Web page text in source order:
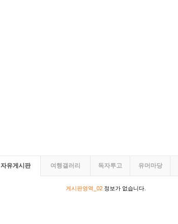
자유게시판 여행갤러리 독자투고 유머마당
게시판영역_02정보가 없습니다.